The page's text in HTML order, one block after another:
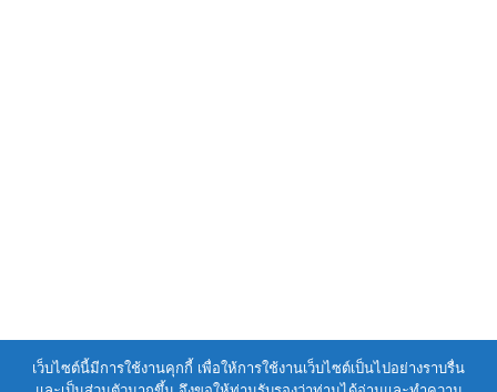
เว็บไซต์นี้มีการใช้งานคุกกี้ เพื่อให้การใช้งานเว็บไซต์เป็นไปอย่างราบรื่น